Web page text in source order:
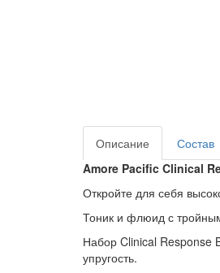
Описание Состав
Amore Pacific Clinical
Откройте для себя
Тоник и флюид с
Набор Clinical Response
упругость.